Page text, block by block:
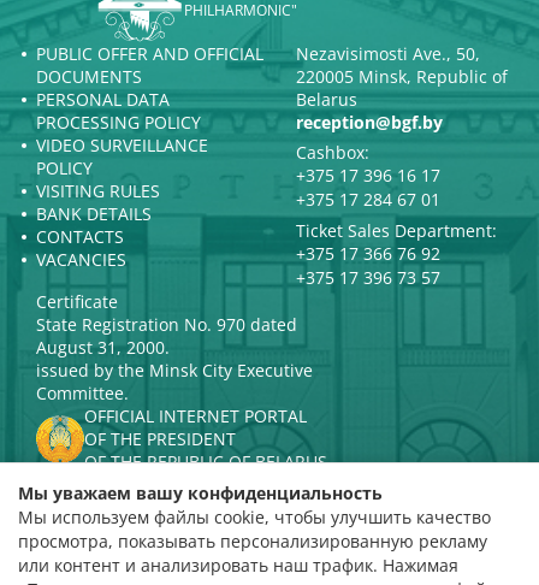
PHILHARMONIC"
PUBLIC OFFER AND OFFICIAL
DOCUMENTS
PERSONAL DATA
PROCESSING POLICY
VIDEO SURVEILLANCE
POLICY
VISITING RULES
BANK DETAILS
CONTACTS
VACANCIES
Nezavisimosti Ave., 50,
220005 Minsk, Republic of
Belarus
reception@bgf.by
Cashbox:
+375 17 396 16 17
+375 17 284 67 01
Ticket Sales Department:
+375 17 366 76 92
+375 17 396 73 57
Certificate
State Registration No. 970 dated
August 31, 2000.
issued by the Minsk City Executive
Committee.
OFFICIAL INTERNET PORTAL
OF THE PRESIDENT
OF THE REPUBLIC OF BELARUS
MINISTRY OF CULTURE OF THE
REPUBLIC OF BELARUS
PORTAL
RATING ASSESSMENT
Мы уважаем вашу конфиденциальность
Мы используем файлы cookie, чтобы улучшить качество
просмотра, показывать персонализированную рекламу
или контент и анализировать наш трафик. Нажимая